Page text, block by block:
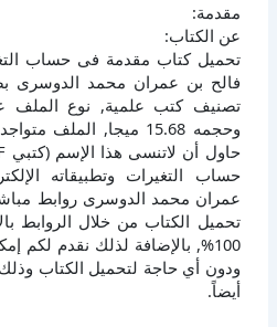
مقدمة:
عن الكتاب:
تحميل كتاب مقدمة فى حساب
حساب التغيرات وتطبيقاته
عمران محمد الدوسرى روابط
تحميل الكتاب من خلال الروابط
100%, بالإضافة لذلك نقدم لكم
ودون أي حاجة لتحميل الكتاب
أيضاً.